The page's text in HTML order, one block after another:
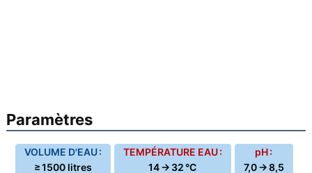
Paramètres
VOLUME D'EAU :
≥ 1500 litres
TEMPÉRATURE EAU :
14 → 32 °C
pH :
7,0 → 8,5